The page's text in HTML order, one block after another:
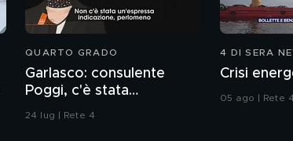
QUARTO GRADO
Garlasco: consulente
Poggi, c'è stata
contaminazione sulle
24 lug | Rete 4
4 DI SERA
Crisi
05 ago | Rete 4